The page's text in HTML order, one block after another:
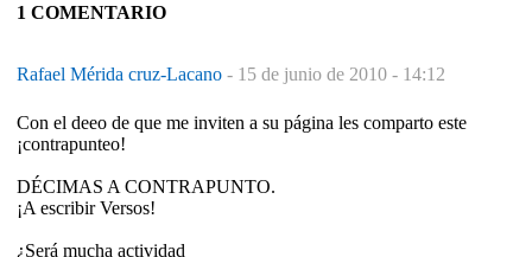
1 COMENTARIO
Rafael Mérida cruz-Lacano - 15 de junio de 2010 - 14:12
Con el deeo de que me inviten a su página les comparto este
¡contrapunteo!
DÉCIMAS A CONTRAPUNTO.
¡A escribir Versos!
¿Será mucha actividad